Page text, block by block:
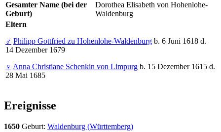
Gesamter Name (bei der
Geburt)
Dorothea Elisabeth von Hohenlohe-
Waldenburg
Eltern
♂ Philipp Gottfried zu Hohenlohe-Waldenburg b. 6 Juni 1618 d.
14 Dezember 1679
♀ Anna Christiane Schenkin von Limpurg b. 15 Dezember 1615 d.
28 Mai 1685
Ereignisse
1650 Geburt: Waldenburg (Württemberg)